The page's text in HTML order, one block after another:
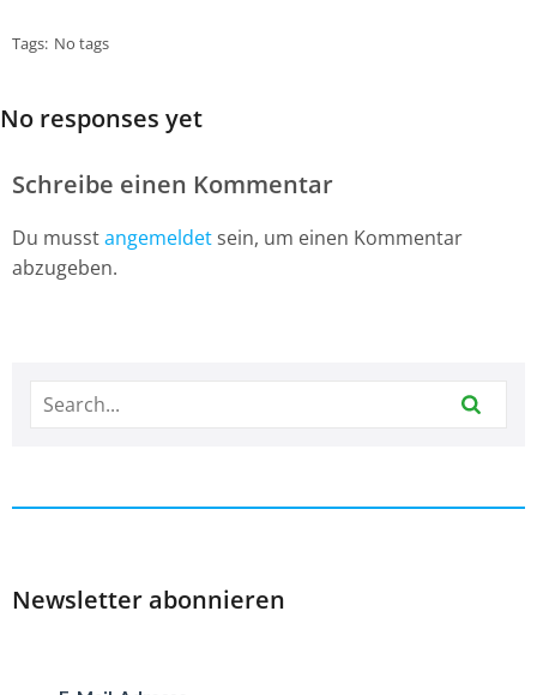
Tags: No tags
No responses yet
Schreibe einen Kommentar
Du musstangemeldet sein, um einen Kommentar
abzugeben.
Newsletter abonnieren